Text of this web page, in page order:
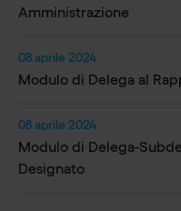
Amministrazione
08 aprile 2024
Modulo di Delega al
08 aprile 2024
Modulo di Delega-
Designato